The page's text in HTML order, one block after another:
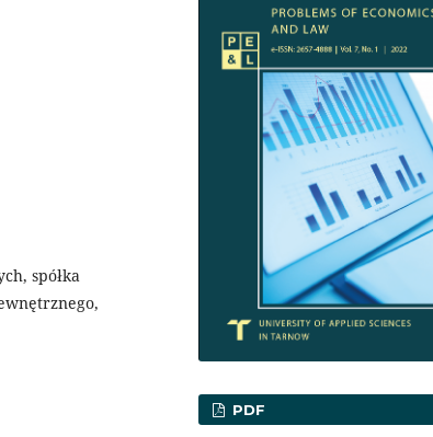
spółka
PDF